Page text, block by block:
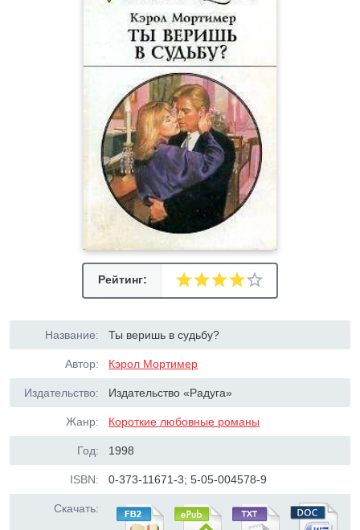
Рейтинг:
Название: Ты веришь в судьбу?
Автор: Кэрол Мортимер
Издательство: Издательство «Радуга»
Жанр: Короткие любовные романы
Год: 1998
ISBN: 0-373-11671-3; 5-05-004578-9
Скачать: